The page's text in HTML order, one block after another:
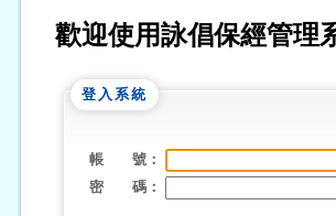
歡迎使用詠倡保經管理
登入系統
帳 號：
密 碼：